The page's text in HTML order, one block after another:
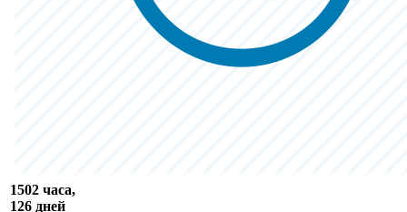
1502 часа,
126 дней